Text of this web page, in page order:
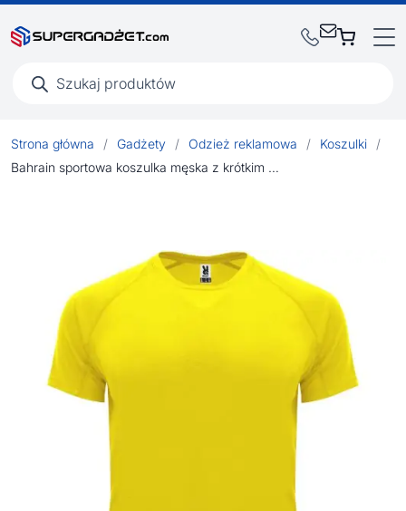
produktów
Strona główna / Gadżety / Odzież reklamowa / Koszulki
/
Bahrain sportowa koszulka męska z krótkim rękawem 135 g/m²